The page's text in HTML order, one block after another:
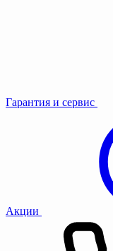
Гарантия и сервис
Акции